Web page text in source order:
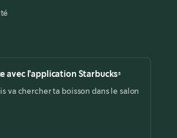
avec l'application Starbucks®
va chercher ta boisson dans le salon